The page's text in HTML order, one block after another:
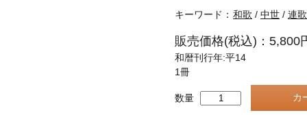
キーワード： 和歌 / 中世 / 連歌
販売価格(税込)：5,800
和暦刊行年:平14
1冊
数量